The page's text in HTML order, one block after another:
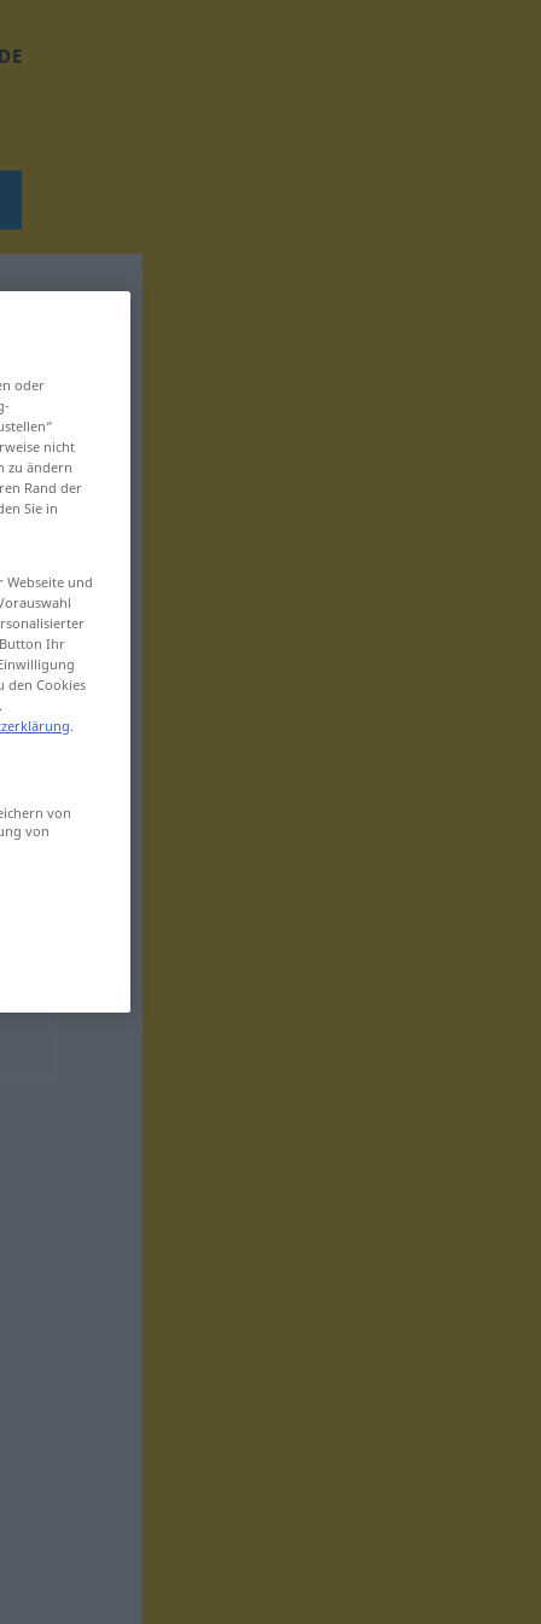
DE
oder
nicht
zu ändern
Rand der
Sie in
und
Ihr
den Cookies
.
von
von